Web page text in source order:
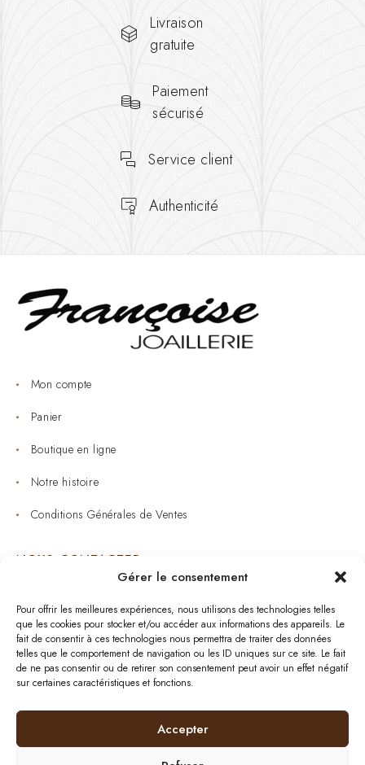
Gérer le consentement
Pour offrir les meilleures expériences, nous utilisons des technologies telles
que les cookies pour stocker et/ou accéder aux informations des appareils. Le
fait de consentir à ces technologies nous permettra de traiter des données
telles que le comportement de navigation ou les ID uniques sur ce site. Le fait
de ne pas consentir ou de retirer son consentement peut avoir un effet négatif
sur certaines caractéristiques et fonctions.
Accepter
Livraison
gratuite
Paiement
sécurisé
Service client
Authenticité
Mon compte
Panier
Boutique en ligne
Notre histoire
Conditions Générales de Ventes
NOUS CONTACTER
Bijouterie : 05 53 53 64 11
Mardi au Samedi: 09:00 - 19:00
bijouterie.lavergne@orange.fr